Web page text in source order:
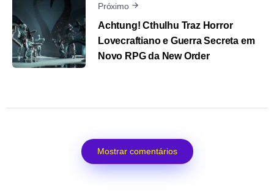
Próximo
Achtung! Cthulhu Traz Horror
Lovecraftiano e Guerra Secreta em
Novo RPG da New Order
Mostrar comentários